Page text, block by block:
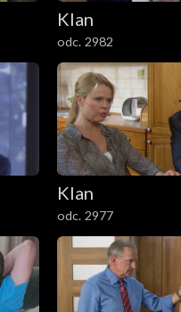
Klan
odc. 2982
Klan
odc. 2977